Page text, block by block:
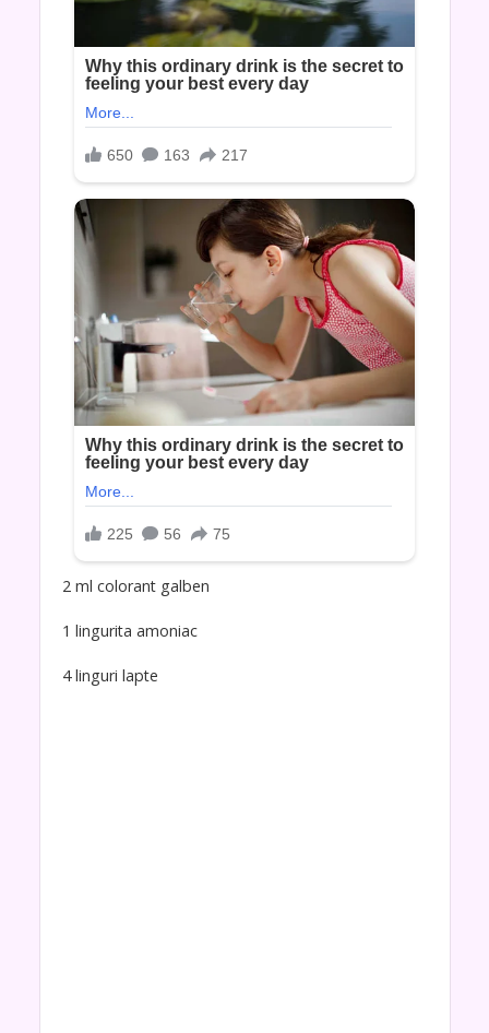
2 ml colorant galben
1 lingurita amoniac
4 linguri lapte